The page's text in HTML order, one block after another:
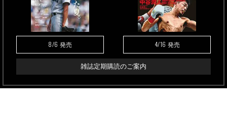
8/6 発売 4/16 発売
雑誌定期購読のご案内